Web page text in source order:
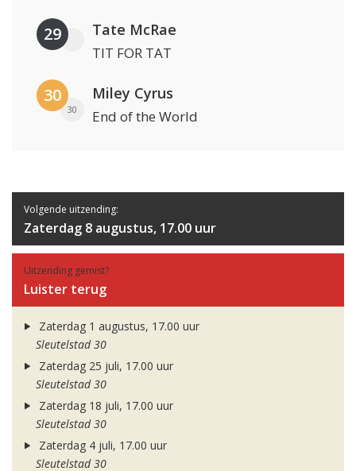
29 Tate McRae
TIT FOR TAT
30
30
Miley Cyrus
End of the World
Volgende uitzending:
Zaterdag 8 augustus, 17.00 uur
Uitzending gemist?
Luister terug
Zaterdag 1 augustus, 17.00 uur
Sleutelstad 30
Zaterdag 25 juli, 17.00 uur
Sleutelstad 30
Zaterdag 18 juli, 17.00 uur
Sleutelstad 30
Zaterdag 4 juli, 17.00 uur
Sleutelstad 30